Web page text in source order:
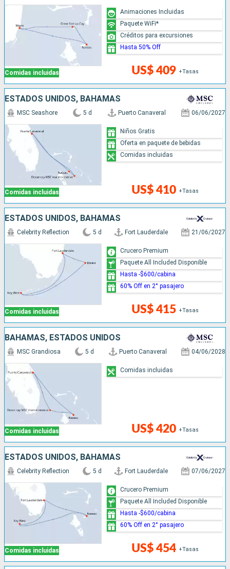
Comidas incluidas US$ 409 +Tasas
Animaciones Incluidas
Paquete WiFi*
Créditos para excursiones
Hasta 50% Off
ESTADOS UNIDOS, BAHAMAS
Comidas incluidas
MSC Seashore 5 d Puerto Canaveral 06/06/2027
US$ 410 +Tasas
Niños Gratis
Oferta en paquete de bebidas
Comidas incluidas
ESTADOS UNIDOS, BAHAMAS
Comidas incluidas
Celebrity Reflection 5 d Fort Lauderdale 21/06/2027
US$ 415 +Tasas
Crucero Premium
Paquete All Included Disponible
Hasta -$600/cabina
60% Off en 2° pasajero
BAHAMAS, ESTADOS UNIDOS
Comidas incluidas
MSC Grandiosa 5 d Puerto Canaveral 04/06/2028
US$ 420 +Tasas
Comidas incluidas
ESTADOS UNIDOS, BAHAMAS
Comidas incluidas
Celebrity Reflection 5 d Fort Lauderdale 07/06/2027
US$ 454 +Tasas
Crucero Premium
Paquete All Included Disponible
Hasta -$600/cabina
60% Off en 2° pasajero